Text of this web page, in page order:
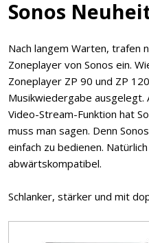
Sonos
Nach langem Warten, trafen
Zoneplayer von Sonos ein.
Zoneplayer ZP 90 und ZP
Musikwiedergabe
Video-Stream-Funktion hat
muss man sagen. Denn
einfach zu bedienen.
abwärtskompatibel.
Schlanker, stärker und mit